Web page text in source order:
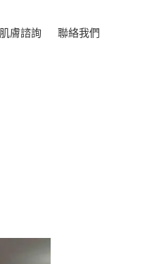
膚諮詢 聯絡我們